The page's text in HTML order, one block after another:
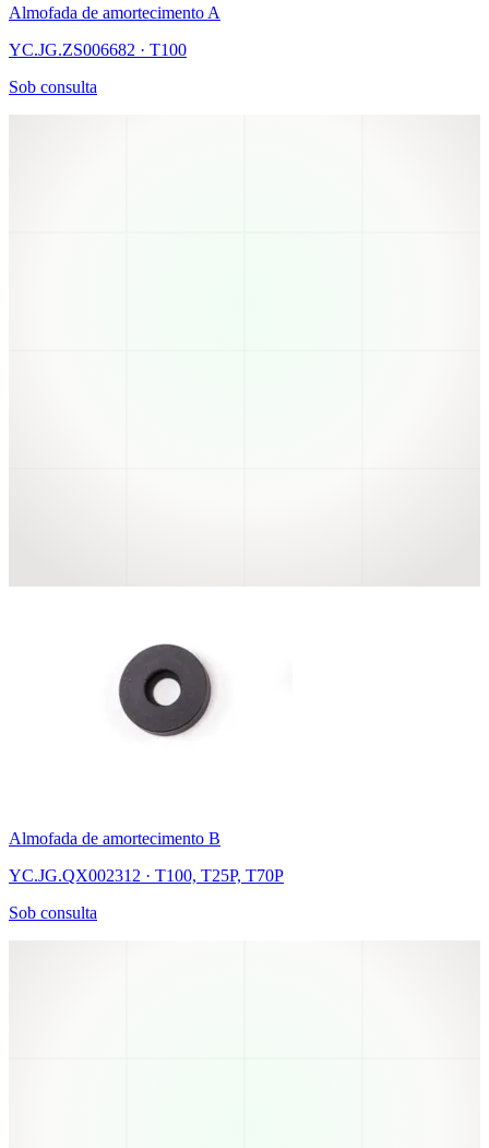
Almofada de amortecimento A
YC.JG.ZS006682 · T100
Sob consulta
Almofada de amortecimento B
YC.JG.QX002312 · T100, T25P, T70P
Sob consulta